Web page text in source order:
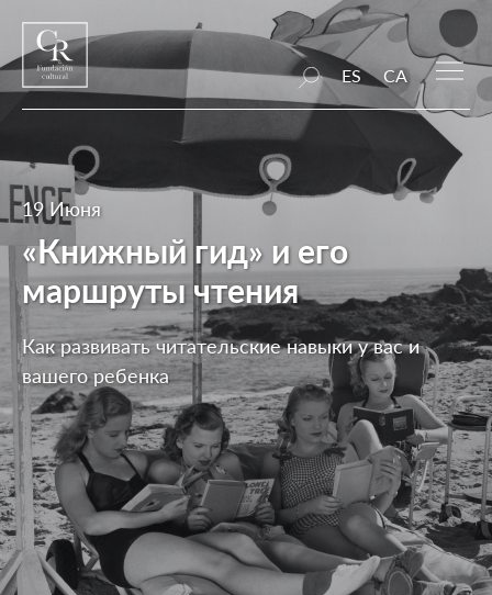
ES CA
19 Июня
«Книжный гид» и его
маршруты чтения
Как развивать читательские навыки у вас и
вашего ребенка